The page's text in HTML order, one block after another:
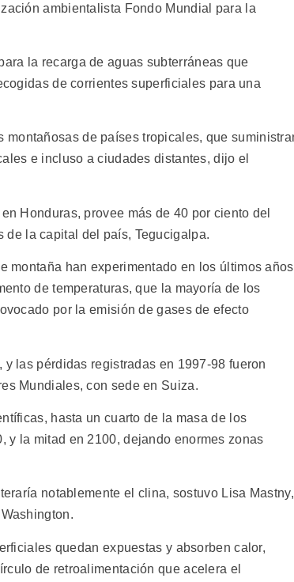
ambientalista Fondo Mundial para la
la recarga de aguas subterráneas que
de corrientes superficiales para una
montañosas de países tropicales, que
e incluso a ciudades distantes, dijo el
Honduras, provee más de 40 por ciento del
de la capital del país, Tegucigalpa.
montaña han experimentado en los últimos años
de temperaturas, que la mayoría de los
por la emisión de gases de efecto
las pérdidas registradas en 1997-98 fueron
Mundiales, con sede en Suiza.
hasta un cuarto de la masa de los
y la mitad en 2100, dejando enormes zonas
notablemente el clina, sostuvo Lisa Mastny,
quedan expuestas y absorben calor,
de retroalimentación que acelera el